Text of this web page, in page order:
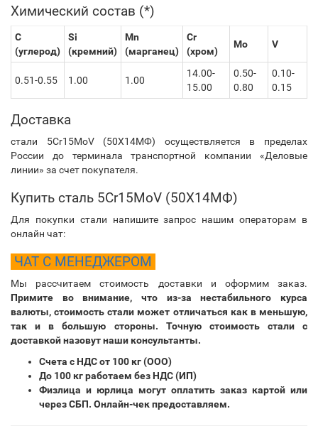
Химический состав (*)
C
(углерод)
Si
(кремний)
Mn
(марганец)
Cr
(хром)
Mo V
0.51-0.55 1.00 1.00
14.00-
15.00
0.50-
0.80
0.10-
0.15
Доставка
стали 5Cr15MoV (50Х14МФ) осуществляется в пределах
России до терминала транспортной компании «Деловые
линии» за счет покупателя.
Купить сталь 5Cr15MoV (50Х14МФ)
Для покупки стали напишите запрос нашим операторам в
онлайн чат:
ЧАТ С МЕНЕДЖЕРОМ
Мы рассчитаем стоимость доставки и оформим заказ.
Примите во внимание, что из-за нестабильного курса
валюты, стоимость стали может отличаться как в меньшую,
так и в большую стороны. Точную стоимость стали с
доставкой назовут наши консультанты.
Счета с НДС от 100 кг (ООО)
До 100 кг работаем без НДС (ИП)
Физлица и юрлица могут оплатить заказ картой или
через СБП. Онлайн-чек предоставляем.